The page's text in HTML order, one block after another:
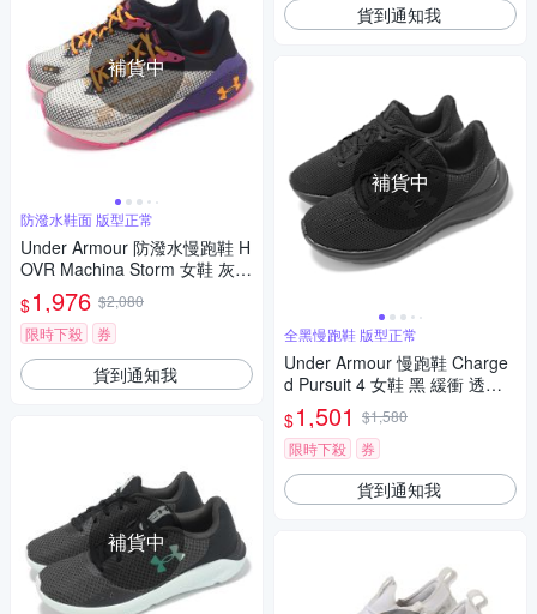
補貨中
防潑水鞋面 版型正常
Under Armour 防潑水慢跑鞋 H
OVR Machina Storm 女鞋 灰黑
紫 運動鞋 UA 3026551300
$1,976 $2,080
限時下殺
券
貨到通知我
補貨中
貨到通知我
補貨中
全黑慢跑鞋 版型正常
Under Armour 慢跑鞋 Charge
d Pursuit 4 女鞋 黑 緩衝 透氣
全黑 運動鞋 UA 3028261002
$1,501 $1,580
限時下殺
券
貨到通知我